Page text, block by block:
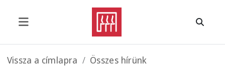
Morzsa
Vissza a címlapra Összes hírünk